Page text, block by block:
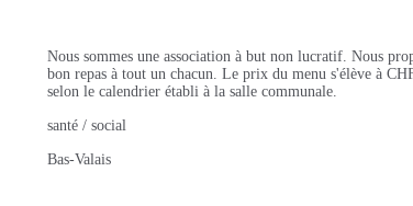
Nous sommes une association à but non lucratif. Nous
bon repas à tout un chacun. Le prix du menu s'élève à
selon le calendrier établi à la salle communale.
santé / social
Bas-Valais